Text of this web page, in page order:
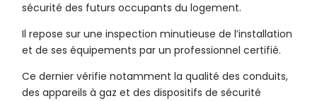
sécurité des futurs occupants du logement.
Il repose sur une inspection minutieuse de l’installation
et de ses équipements par un professionnel certifié.
Ce dernier vérifie notamment la qualité des conduits,
des appareils à gaz et des dispositifs de sécurité